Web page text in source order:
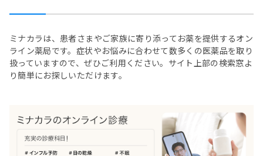
ミナカラは、患者さまやご家族に寄り添ってお薬を提供するオン
ライン薬局です。症状やお悩みに合わせて数多くの医薬品を取り
扱っていますので、ぜひご利用ください。サイト上部の検索窓よ
り簡単にお探しいただけます。